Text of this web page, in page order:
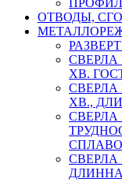
ОТВОДЫ,
ХВ.
ХВ.,